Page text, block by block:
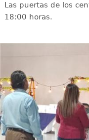
Las puertas de los
18:00 horas.